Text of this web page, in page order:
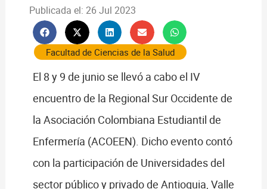
Publicada el: 26 Jul 2023
Facultad de Ciencias de la Salud
El 8 y 9 de junio se llevó a cabo el IV
encuentro de la Regional Sur Occidente de
la Asociación Colombiana Estudiantil de
Enfermería (ACOEEN). Dicho evento contó
con la participación de Universidades del
sector público y privado de Antioquia, Valle